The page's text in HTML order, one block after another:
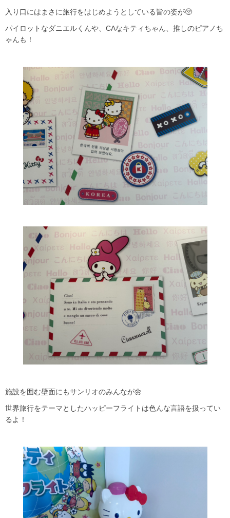
入り口にはまさに旅行をはじめようとしている皆の姿が🥺
パイロットなダニエルくんや、CAなキティちゃん、推しのピアノち
ゃんも！
施設を囲む壁面にもサンリオのみんなが🌼
世界旅行をテーマとしたハッピーフライトは色んな言語を扱ってい
るよ！